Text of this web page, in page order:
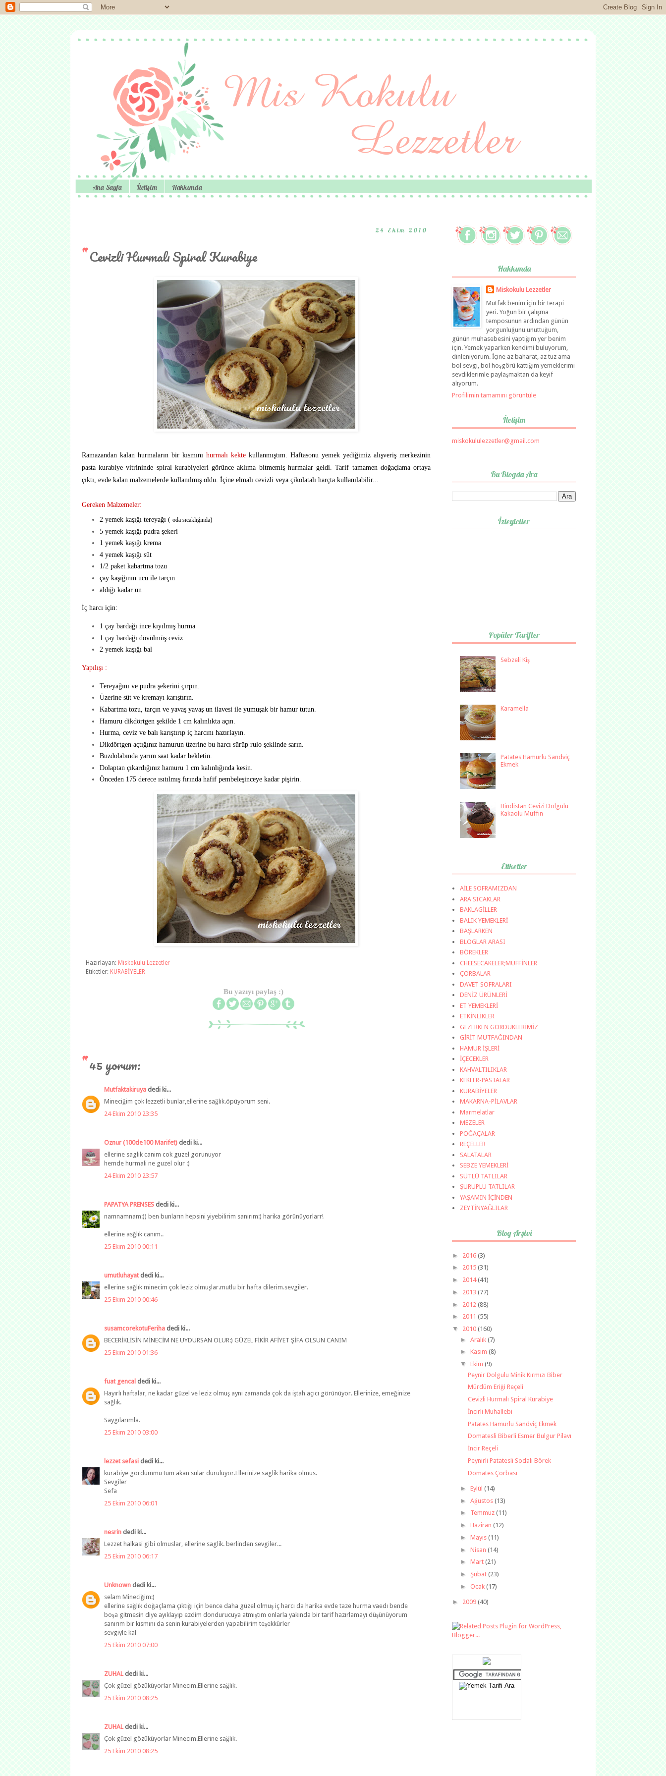
Ana Sayfa İletişim Hakkımda
24 Ekim 2010
Cevizli Hurmalı Spiral Kurabiye
Ramazandan kalan hurmaların bir kısmını hurmalı kekte kullanmıştım. Haftasonu yemek yediğimiz alışveriş merkezinin
pasta kurabiye vitrininde spiral kurabiyeleri görünce aklıma bitmemiş hurmalar geldi. Tarif tamamen doğaçlama ortaya
çıktı, evde kalan malzemelerde kullanılmış oldu. İçine elmalı cevizli veya çikolatalı harçta kullanılabilir...
Gereken Malzemeler:
2 yemek kaşığı tereyağı ( oda sıcaklığında)
5 yemek kaşığı pudra şekeri
1 yemek kaşığı krema
4 yemek kaşığı süt
1/2 paket kabartma tozu
çay kaşığının ucu ile tarçın
aldığı kadar un
İç harcı için:
1 çay bardağı ince kıyılmış hurma
1 çay bardağı dövülmüş ceviz
2 yemek kaşığı bal
Yapılışı :
Tereyağını ve pudra şekerini çırpın.
Üzerine süt ve kremayı karıştırın.
Kabartma tozu, tarçın ve yavaş yavaş un ilavesi ile yumuşak bir hamur tutun.
Hamuru dikdörtgen şekilde 1 cm kalınlıkta açın.
Hurma, ceviz ve balı karıştırıp iç harcını hazırlayın.
Dikdörtgen açtığınız hamurun üzerine bu harcı sürüp rulo şeklinde sarın.
Buzdolabında yarım saat kadar bekletin.
Dolaptan çıkardığınız hamuru 1 cm kalınlığında kesin.
Önceden 175 derece ısıtılmış fırında hafif pembeleşinceye kadar pişirin.
Hazırlayan: Miskokulu Lezzetler
Etiketler: KURABİYELER
Bu yazıyı paylaş :)
45 yorum:
Mutfaktakiruya dedi ki...
Mineciğim çok lezzetli bunlar,ellerine sağlık.öpüyorum seni.
24 Ekim 2010 23:35
Oznur (100de100 Marifet) dedi ki...
ellerine saglik canim cok guzel gorunuyor
hemde hurmali ne guzel olur :)
24 Ekim 2010 23:57
PAPATYA PRENSES dedi ki...
namnamnam:)) ben bunların hepsini yiyebilirim sanırım:) harika görünüyorlarr!
ellerine asğlık canım..
25 Ekim 2010 00:11
umutluhayatdedi ki...
ellerine sağlık minecim çok leziz olmuşlar.mutlu bir hafta dilerim.sevgiler.
25 Ekim 2010 00:46
susamcorekotuFeriha dedi ki...
BECERİKLİSİN MİNECİM NE UYDURSAN OLUR:) GÜZEL FİKİR AFİYET ŞİFA OLSUN CANIM
25 Ekim 2010 01:36
fuat gencal dedi ki...
Hayırlı haftalar, ne kadar güzel ve leziz olmuş aynı zamanda çok da iştah açıcı görünüyor. Ellerinize, emeğinize
sağlık.
Saygılarımla.
25 Ekim 2010 03:00
lezzet sefasi dedi ki...
kurabiye gordummu tum akan sular duruluyor.Ellerinize saglik harika olmus.
Sevgiler
Sefa
25 Ekim 2010 06:01
nesrin dedi ki...
Lezzet halkasi gibi olmuslar, ellerine saglik. berlinden sevgiler...
25 Ekim 2010 06:17
Unknown dedi ki...
selam Mineciğim:)
ellerine sağlık doğaçlama çıktığı için bence daha güzel olmuş iç harcı da harika evde taze hurma vaedı bende
boşa gitmesin diye ayıklayıp ezdim dondurucuya atmıştım onlarla yakında bir tarif hazırlamayı düşünüyorum
sanırım bir kısmını da senin kurabiyelerden yapabilirim teşekkürler
sevgiyle kal
25 Ekim 2010 07:00
ZUHAL dedi ki...
Çok güzel gözüküyorlar Minecim.Ellerine sağlık.
25 Ekim 2010 08:25
ZUHAL dedi ki...
Çok güzel gözüküyorlar Minecim.Ellerine sağlık.
25 Ekim 2010 08:25
Hakkımda
Miskokulu Lezzetler
Mutfak benim için bir terapi
yeri. Yoğun bir çalışma
temposunun ardından günün
yorgunluğunu unuttuğum,
günün muhasebesini yaptığım yer benim
için. Yemek yaparken kendimi buluyorum,
dinleniyorum. İçine az baharat, az tuz ama
bol sevgi, bol hoşgörü kattığım yemeklerimi
sevdiklerimle paylaşmaktan da keyif
alıyorum.
Profilimin tamamını görüntüle
İletişim
miskokululezzetler@gmail.com
Bu Blogda Ara
İzleyiciler
Popüler Tarifler
Sebzeli Kiş
Karamella
Patates Hamurlu Sandviç
Ekmek
Hindistan Cevizi Dolgulu
Kakaolu Muffin
Etiketler
AİLE SOFRAMIZDAN
ARA SICAKLAR
BAKLAGİLLER
BALIK YEMEKLERİ
BAŞLARKEN
BLOGLAR ARASI
BÖREKLER
CHEESECAKELER;MUFFİNLER
ÇORBALAR
DAVET SOFRALARI
DENİZ ÜRÜNLERİ
ET YEMEKLERİ
ETKİNLİKLER
GEZERKEN GÖRDÜKLERİMİZ
GİRİT MUTFAĞINDAN
HAMUR İŞLERİ
İÇECEKLER
KAHVALTILIKLAR
KEKLER-PASTALAR
KURABİYELER
MAKARNA-PİLAVLAR
Marmelatlar
MEZELER
POĞAÇALAR
REÇELLER
SALATALAR
SEBZE YEMEKLERİ
SÜTLÜ TATLILAR
ŞURUPLU TATLILAR
YAŞAMIN İÇİNDEN
ZEYTİNYAĞLILAR
Blog Arşivi
► 2016 (3)
► 2015 (31)
► 2014(41)
► 2013 (77)
► 2012 (88)
► 2011 (55)
▼ 2010 (160)
► Aralık (7)
► Kasım (8)
▼ Ekim (9)
Peynir Dolgulu Minik Kırmızı Biber
Mürdüm Eriği Reçeli
Cevizli Hurmalı Spiral Kurabiye
İncirli Muhallebi
Patates Hamurlu Sandviç Ekmek
Domatesli Biberli Esmer Bulgur Pilavı
İncir Reçeli
Peynirli Patatesli Sodalı Börek
Domates Çorbası
► Eylül (14)
► Ağustos (13)
► Temmuz (11)
► Haziran (12)
► Mayıs (11)
► Nisan (14)
► Mart (21)
► Şubat (23)
► Ocak (17)
► 2009 (40)